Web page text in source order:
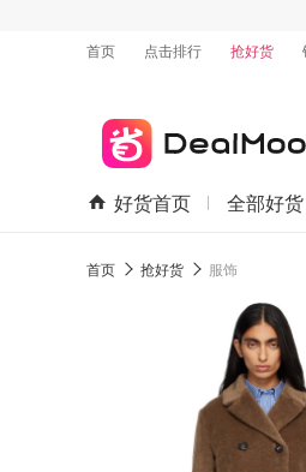
首页
点击排行 抢好货
好货首页 全部好货
首页 抢好货 服饰